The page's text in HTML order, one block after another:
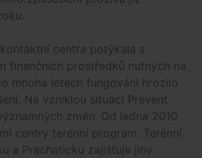
centra potýkala s
finančních prostředků nutných na
mnoha letech fungování hrozilo
Na vzniklou situaci Prevent
změn. Od ledna 2010
centry terénní program. Terénní
a Prachaticku zajišťuje jiný